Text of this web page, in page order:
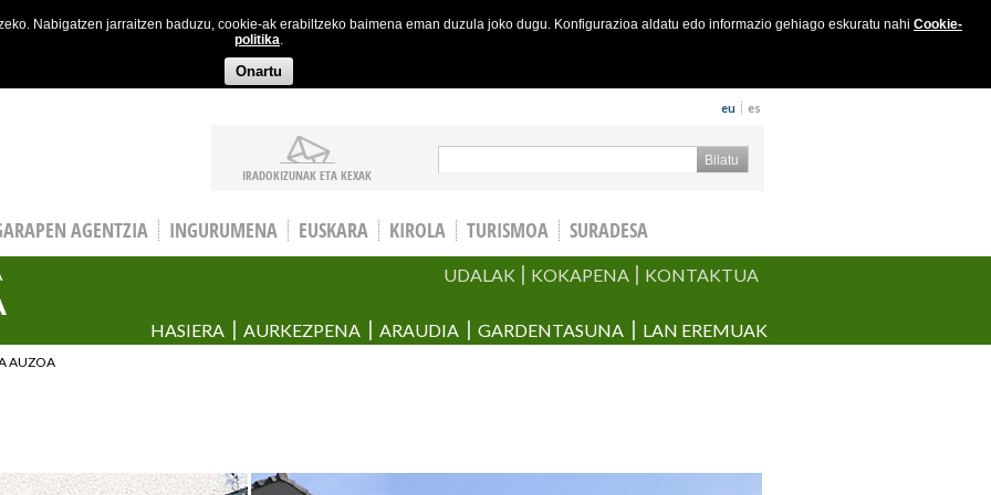
Nabigatzen jarraitzen baduzu, cookie-ak erabiltzeko baimena eman duzula joko dugu. Konfigurazioa aldatu edo informazio gehiago eskuratu nahi Cookie-
politika.
Onartu
eu es
IRADOKIZUNAK ETA KEXAK
Bilaketa formularioa
AGENTZIA INGURUMENA EUSKARA KIROLA TURISMOA SURADESA
UDALAK KOKAPENA KONTAKTUA
HASIERA AURKEZPENA ARAUDIA GARDENTASUNA LAN EREMUAK
AUZOA